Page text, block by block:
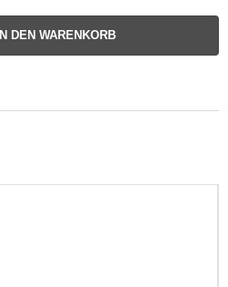
IN DEN WARENKORB